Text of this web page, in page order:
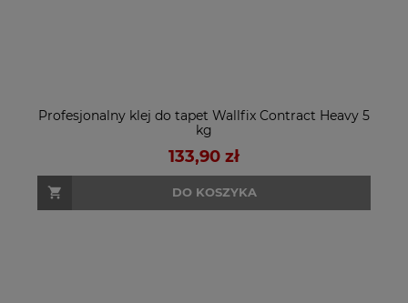
Profesjonalny klej do tapet Wallfix Contract Heavy 5
kg
133,90 zł
DO KOSZYKA